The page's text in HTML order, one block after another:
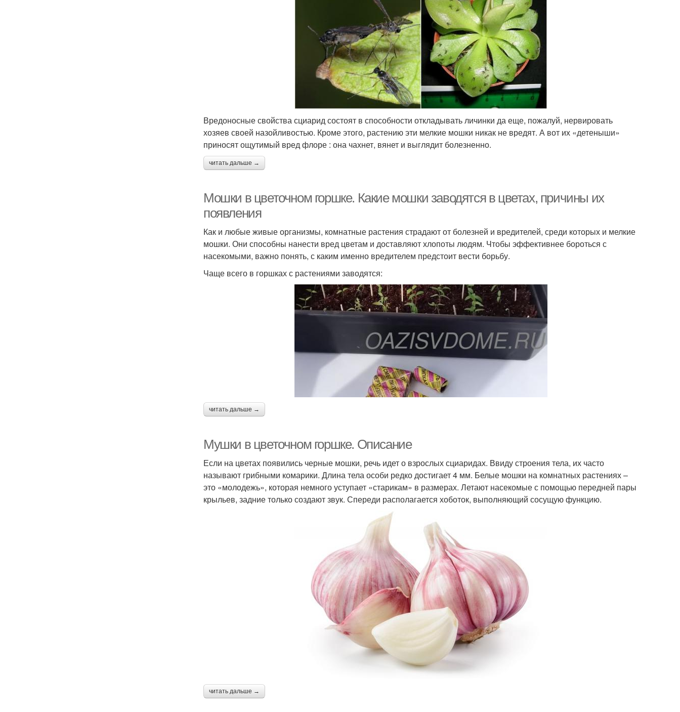
Вредоносные свойства сциарид состоят в способности откладывать личинки да еще, пожалуй, нервировать
хозяев своей назойливостью. Кроме этого, растению эти мелкие мошки никак не вредят. А вот их «детеныши»
приносят ощутимый вред флоре : она чахнет, вянет и выглядит болезненно.
читать дальше →
Мошки в цветочном горшке. Какие мошки заводятся в цветах, причины их
появления
Как и любые живые организмы, комнатные растения страдают от болезней и вредителей, среди которых и мелкие
мошки. Они способны нанести вред цветам и доставляют хлопоты людям. Чтобы эффективнее бороться с
насекомыми, важно понять, с каким именно вредителем предстоит вести борьбу.
Чаще всего в горшках с растениями заводятся:
читать дальше →
Мушки в цветочном горшке. Описание
Если на цветах появились черные мошки, речь идет о взрослых сциаридах. Ввиду строения тела, их часто
называют грибными комарики. Длина тела особи редко достигает 4 мм. Белые мошки на комнатных растениях –
это «молодежь», которая немного уступает «старикам» в размерах. Летают насекомые с помощью передней пары
крыльев, задние только создают звук. Спереди располагается хоботок, выполняющий сосущую функцию.
читать дальше →